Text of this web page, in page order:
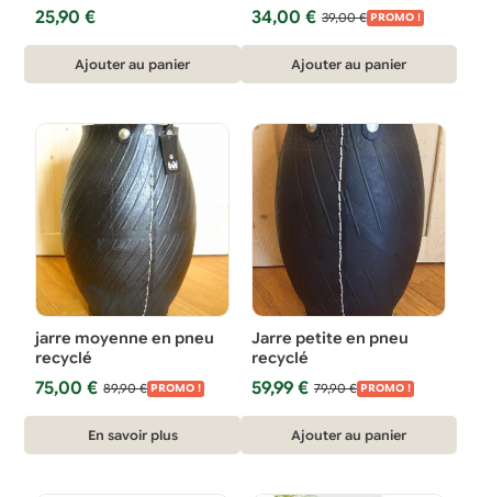
25,90€
Ajouter au panier
39,00€
Le
initial
était :
34,00 €
Le
actuel
est :
PROMO !
Ajouter au panier
jarre moyenne en pneu
recyclé
89,90€
Le
était :
75,00€
Le
est :
PROMO !
En savoir plus
Jarre petite en pneu
recyclé
79,90€
Le
initial
était :
59,99 €
Le
actuel
est :
PROMO !
Ajouter au panier